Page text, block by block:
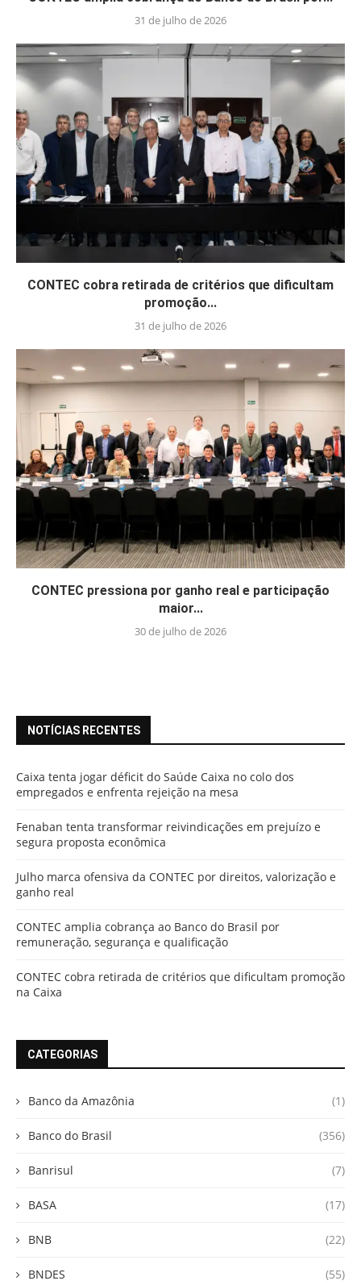
31 de julho de 2026
CONTEC cobra retirada de critérios que dificultam
promoção...
31 de julho de 2026
CONTEC pressiona por ganho real e participação
maior...
30 de julho de 2026
NOTÍCIAS RECENTES
Caixa tenta jogar déficit do Saúde Caixa no colo dos
empregados e enfrenta rejeição na mesa
Fenaban tenta transformar reivindicações em prejuízo e
segura proposta econômica
Julho marca ofensiva da CONTEC por direitos, valorização e
ganho real
CONTEC amplia cobrança ao Banco do Brasil por
remuneração, segurança e qualificação
CONTEC cobra retirada de critérios que dificultam promoção
na Caixa
CATEGORIAS
Banco da Amazônia (1)
Banco do Brasil (356)
Banrisul (7)
BASA (17)
BNB (22)
BNDES (55)